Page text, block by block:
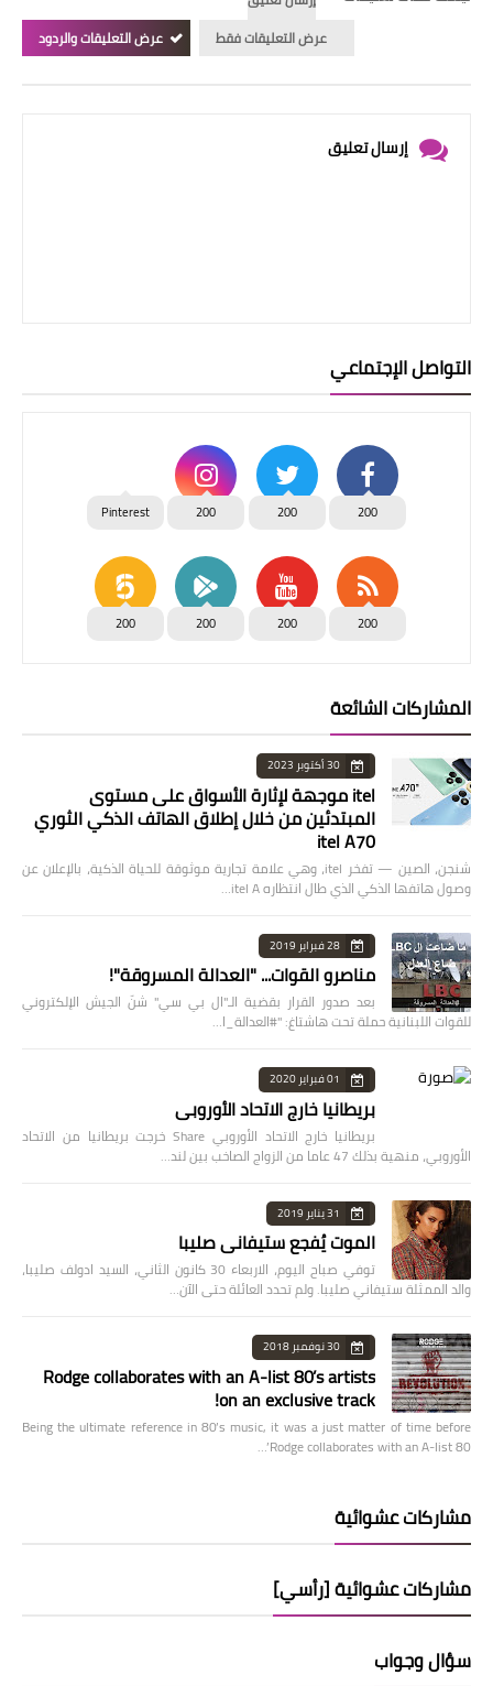
عرض التعليقات فقط
عرض التعليقات والردود
إرسال تعليق
التواصل الإجتماعي
200
200
200
Pinterest
200
200
200
200
المشاركات الشائعة
30 أكتوبر 2023
itel موجهة لإثارة الأسواق على مستوى
المبتدئين من خلال إطلاق الهاتف الذكي الثوري
itel A70
شنجن، الصين — تفخر itel، وهي علامة تجارية موثوقة للحياة الذكية، بالإعلان عن
وصول هاتفها الذكي الذي طال انتظاره itel A…
28 فبراير 2019
مناصرو القوات... "العدالة المسروقة"!
بعد صدور القرار بقضية الـ"ال بي سي" شنّ الجيش الإلكتروني
للقوات اللبنانية حملة تحت هاشتاغ: "#العدالة_ا…
01 فبراير 2020
بريطانيا خارج الاتحاد الأوروبي
بريطانيا خارج الاتحاد الأوروبي Share خرجت بريطانيا من الاتحاد
الأوروبي، منهية بذلك 47 عاما من الزواج الصاخب بين لند…
31 يناير 2019
الموت يُفجع ستيفاني صليبا
توفي صباح اليوم، الاربعاء 30 كانون الثاني، السيد ادولف صليبا،
والد الممثلة ستيفاني صليبا. ولم تحدد العائلة حتى الآن…
30 نوفمبر 2018
Rodge collaborates with an A-list 80’s artists
on an exclusive track!
Being the ultimate reference in 80’s music, it was a just matter of time before
Rodge collaborates with an A-list 80’…
مشاركات عشوائية
مشاركات عشوائية [رأسي]
سؤال وجواب